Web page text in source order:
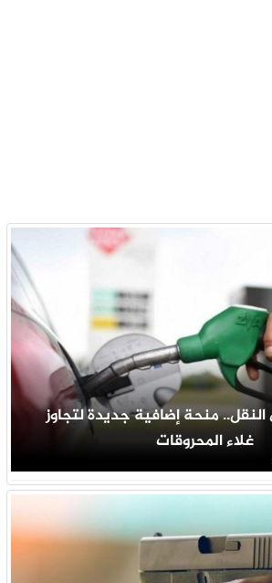
منحة إضافية جديدة لتجاوز
غلاء المحروقات